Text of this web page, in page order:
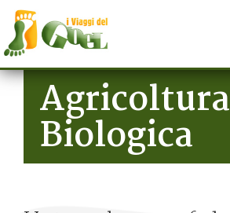
Salta al contenuto principale
Agricoltura
Biologica